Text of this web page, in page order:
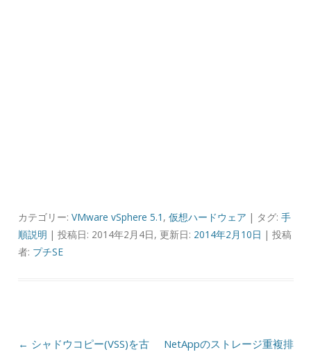
カテゴリー: VMware vSphere 5.1 , 仮想ハードウェア | タグ: 手
順説明 | 投稿日: 2014年2月4日, 更新日: 2014年2月10日 | 投稿
者: プチSE
投稿ナビゲーション
← シャドウコピー(VSS)を古
NetAppのストレージ重複排